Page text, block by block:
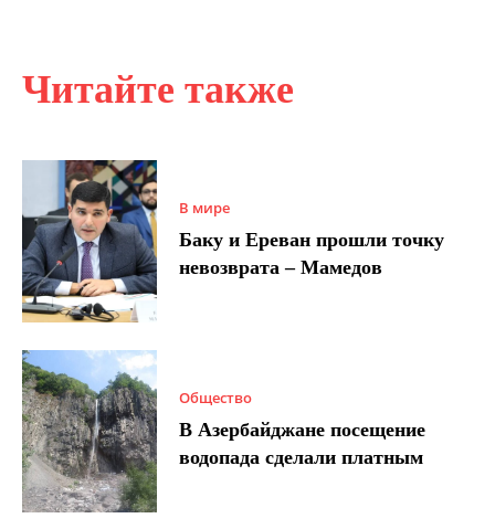
Читайте также
В мире
Баку и Ереван прошли точку
невозврата – Мамедов
Общество
В Азербайджане посещение
водопада сделали платным